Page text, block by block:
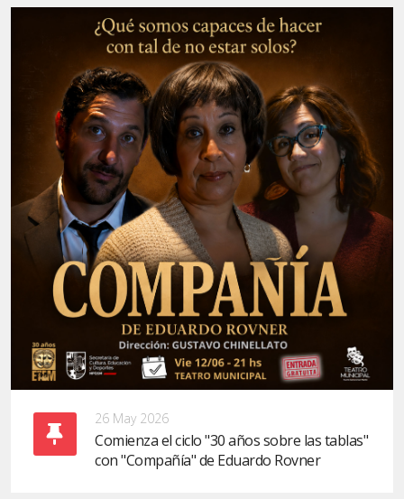
26 May 2026
Comienza el ciclo "30 años sobre las tablas"
con "Compañía" de Eduardo Rovner